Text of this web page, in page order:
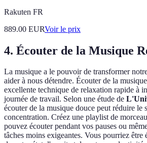
Rakuten FR
889.00 EURVoir le prix
4. Écouter de la Musique
La musique a le pouvoir de transformer
aider à nous détendre. Écouter de la
excellente technique de relaxation rapide à
journée de travail. Selon une étude de
écouter de la musique douce peut réduire le
concentration. Créez une playlist de
pouvez écouter pendant vos pauses ou
tâches moins exigeantes. Vous pourriez être